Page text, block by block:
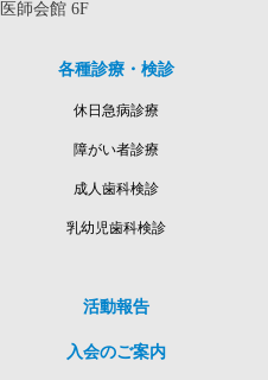
師会館 6F
各種診療・検診
休日急病診療
障がい者診療
成人歯科検診
乳幼児歯科検診
活動報告
入会のご案内